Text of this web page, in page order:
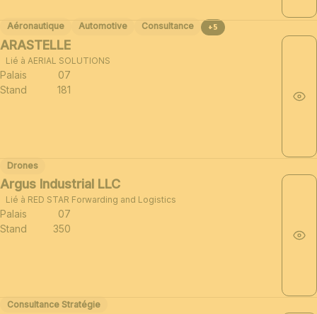
Aéronautique Automotive Consultance +5
ARASTELLE
Lié à AERIAL SOLUTIONS
Palais
07
Stand
181
Drones
Argus Industrial LLC
Lié à RED STAR Forwarding and Logistics
Palais
07
Stand
350
Consultance Stratégie